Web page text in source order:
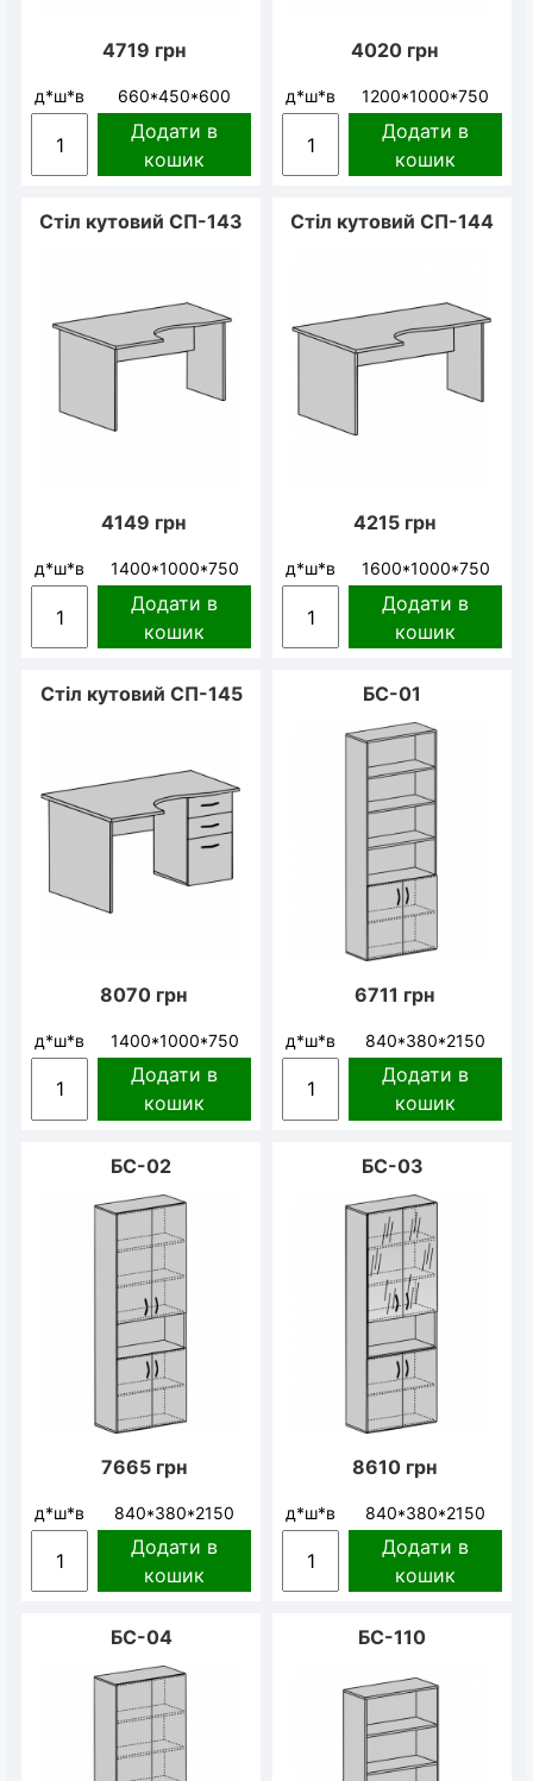
4719 грн
д*ш*в 660*450*600
Додати в
кошик
4020 грн
д*ш*в 1200*1000*750
Додати в
кошик
Стіл кутовий СП-143
4149 грн
д*ш*в 1400*1000*750
Додати в
кошик
Стіл кутовий СП-144
4215 грн
д*ш*в 1600*1000*750
Додати в
кошик
Стіл кутовий СП-145
8070 грн
д*ш*в 1400*1000*750
Додати в
кошик
БС-01
6711 грн
д*ш*в 840*380*2150
Додати в
кошик
БС-02
7665 грн
д*ш*в 840*380*2150
Додати в
кошик
БС-03
8610 грн
д*ш*в 840*380*2150
Додати в
кошик
БС-04 БС-110